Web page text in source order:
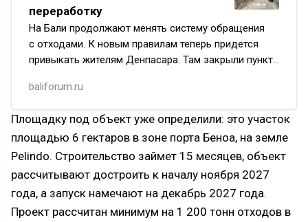
переработку
На Бали продолжают менять систему обращения
с отходами. К новым правилам теперь придется
привыкать жителям Денпасара. Там закрыли пункт
на улице Jl. Pulau Seram…
baliforum.ru
Площадку под объект уже определили: это участок
площадью 6 гектаров в зоне порта Беноа, на земле
Pelindo. Строительство займет 15 месяцев, объект
рассчитывают достроить к началу ноября 2027
года, а запуск намечают на декабрь 2027 года.
Проект рассчитан минимум на 1 200 тонн отходов в